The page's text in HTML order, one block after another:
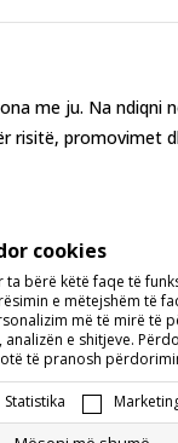
me ju. Na ndiqni
risitë, promovimet
cookies
bërë këtë faqe të
e mëtejshëm të
më të mirë të
e shitjeve.
të pranosh
Statistika